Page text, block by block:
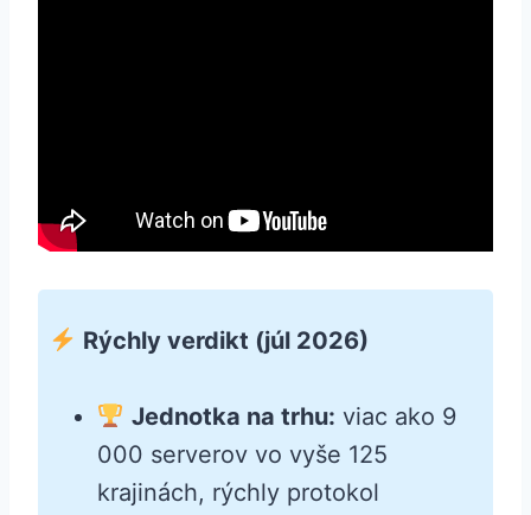
Rýchly verdikt (júl 2026)
Jednotka na trhu: viac ako 9
000 serverov vo vyše 125
krajinách, rýchly protokol